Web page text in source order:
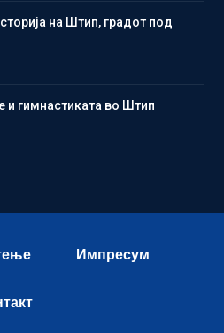
на Штип, градот под
и гимнастиката во Штип
Импресум